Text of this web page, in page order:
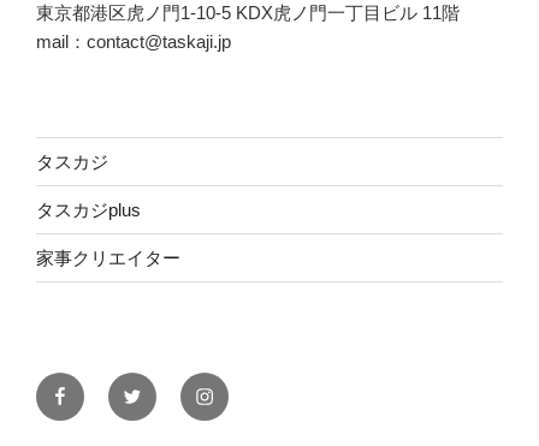
東京都港区虎ノ門1-10-5 KDX虎ノ門一丁目ビル 11階
mail：contact@taskaji.jp
タスカジ
タスカジplus
家事クリエイター
FacebookTwitter Instagram